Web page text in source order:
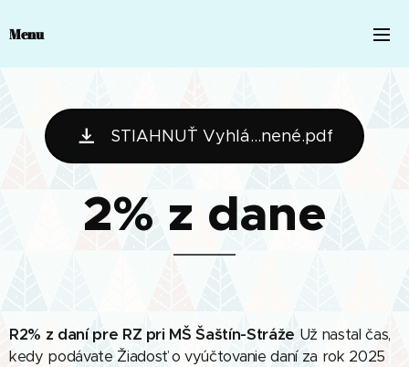
Menu
STIAHNUŤ Vyhlá...nené.pdf
2% z dane
R2% z daní pre RZ pri MŠ Šaštín-Stráže Už nastal čas,
kedy podávate Žiadosť o vyúčtovanie daní za rok 2025